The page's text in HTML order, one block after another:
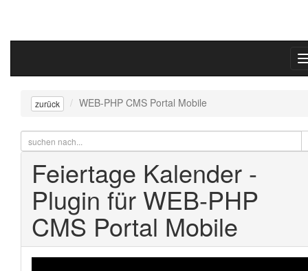
zurück WEB-PHP CMS Portal Mobile
Feiertage Kalender -
Plugin für WEB-PHP
CMS Portal Mobile